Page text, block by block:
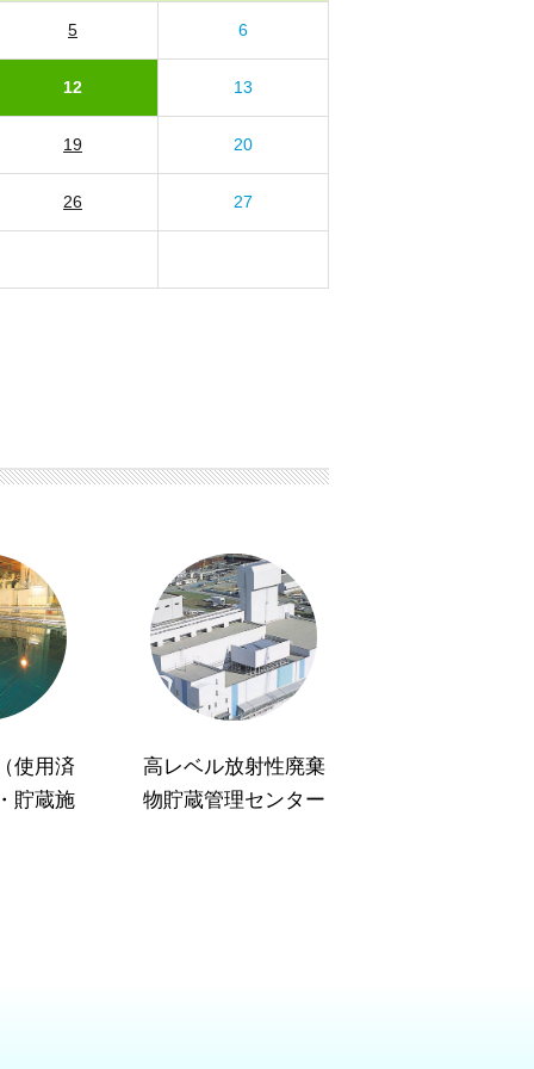
5 6
12 13
19 20
26 27
使用済
貯蔵施
高レベル放射性廃棄
物貯蔵管理センター